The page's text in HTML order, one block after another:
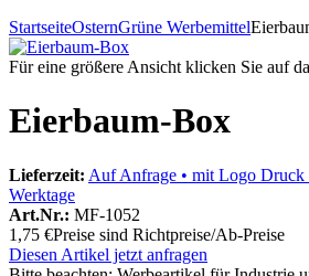
StartseiteOsternGrüne Werbemittel
Für eine größere Ansicht klicken Sie auf
Eierbaum-Box
Lieferzeit: Auf Anfrage • mit Logo Druck
Werktage
Art.Nr.: MF-1052
1,75 €Preise sind Richtpreise/Ab-Preise
Diesen Artikel jetzt anfragen